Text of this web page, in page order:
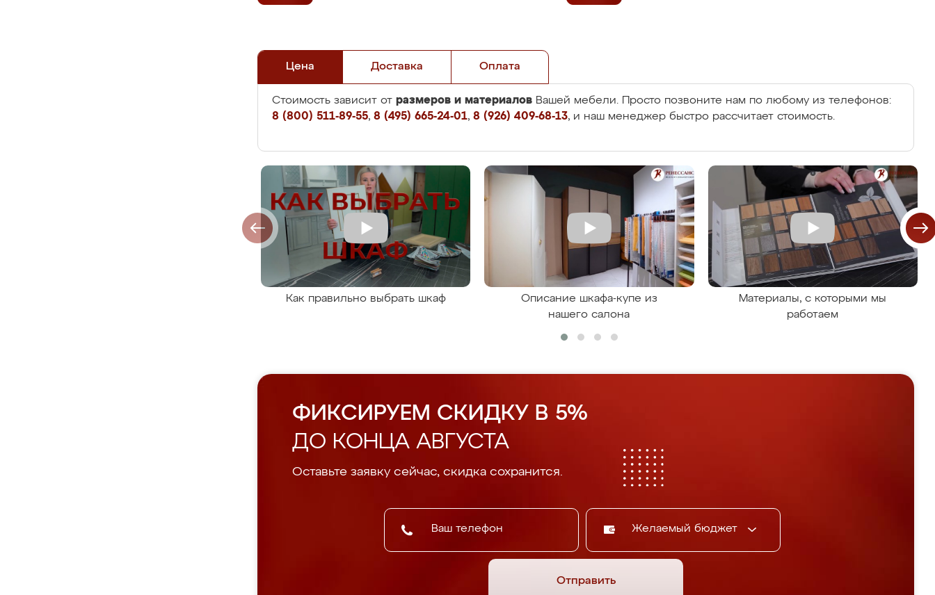
Цена Доставка Оплата
Стоимость зависит от размеров и материалов Вашей мебели. Просто позвоните нам по любому из телефонов:
8 (800) 511-89-55, 8 (495) 665-24-01, 8 (926) 409-68-13, и наш менеджер быстро рассчитает стоимость.
Как правильно выбрать шкаф
Описание шкафа-купе из
нашего салона
Материалы, с которыми мы
работаем
ФИКСИРУЕМ СКИДКУ В 5%
ДО КОНЦА АВГУСТА
Оставьте заявку сейчас, скидка сохранится.
Желаемый бюджет
Отправить